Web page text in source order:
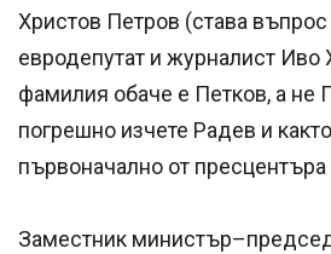
Христов Петров (става
евродепутат и журналист Иво
фамилия обаче е Петков, а не
погрешно изчете Радев и
първоначално от
Заместник